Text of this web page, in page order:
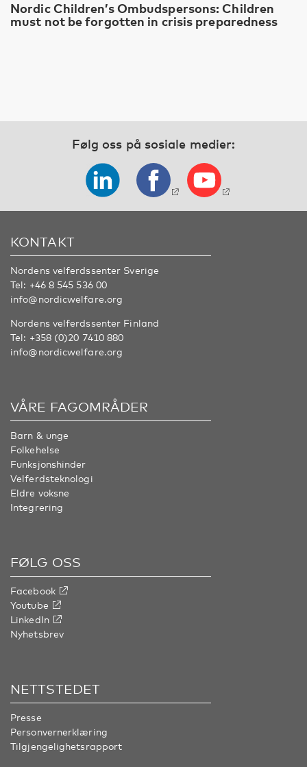
Nordic Children’s Ombudspersons: Children
must not be forgotten in crisis preparedness
Følg oss på sosiale medier:
KONTAKT
Nordens velferdssenter Sverige
Tel: +46 8 545 536 00
info@nordicwelfare.org
Nordens velferdssenter Finland
Tel: +358 (0)20 7410 880
info@nordicwelfare.org
VÅRE FAGOMRÅDER
Barn & unge
Folkehelse
Funksjonshinder
Velferdsteknologi
Eldre voksne
Integrering
FØLG OSS
Facebook
Youtube
LinkedIn
Nyhetsbrev
NETTSTEDET
Presse
Personvernerklæring
Tilgjengelighetsrapport